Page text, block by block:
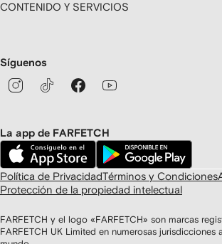
CONTENIDO Y SERVICIOS
Síguenos
La app de FARFETCH
Política de PrivacidadTérminos y Condiciones
Protección de la propiedad intelectual
FARFETCH y el logo «FARFETCH» son marcas
FARFETCH UK Limited en numerosas jurisdicciones